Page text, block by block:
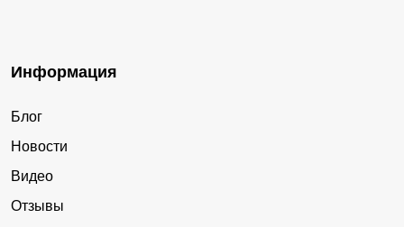
Информация
Блог
Новости
Видео
Отзывы